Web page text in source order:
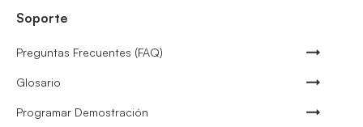
Soporte
Preguntas Frecuentes (FAQ)
Glosario
Programar Demostración